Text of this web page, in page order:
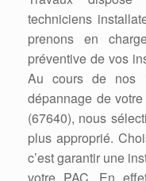
techniciens
prenons en
préventive de vos
Au cours de nos
dépannage de
(67640), nous
plus approprié.
c’est garantir une
votre PAC. En